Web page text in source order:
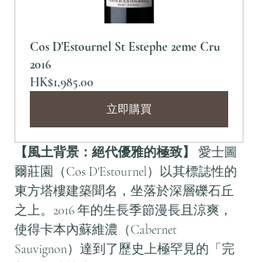
Cos D'Estournel St Estephe 2eme Cru
2016
HK$1,985.00
立即購買
【風土背景：絕代優雅的極致】
愛士圖
爾莊園（Cos D'Estournel）以其標誌性的
東方塔樓建築聞名，坐落於深層礫石丘
之上。2016 年的生長季節漫長且涼爽，
使得卡本內蘇維濃（Cabernet
Sauvignon）達到了歷史上極罕見的「完